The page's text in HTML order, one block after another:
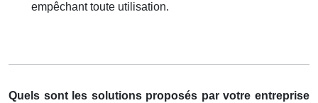
empêchant toute utilisation.
Quels sont les solutions proposés par votre entreprise